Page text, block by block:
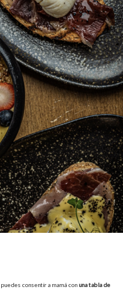
puedes consentir a mamá con una tabla de